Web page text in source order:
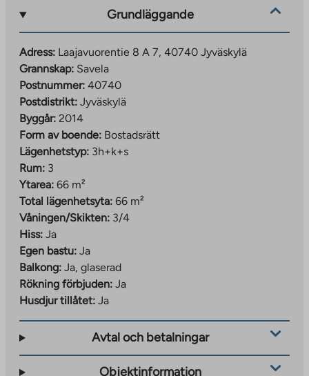
Grundläggande
Adress: Laajavuorentie 8 A 7, 40740 Jyväskylä
Grannskap: Savela
Postnummer: 40740
Postdistrikt: Jyväskylä
Byggår: 2014
Form av boende: Bostadsrätt
Lägenhetstyp: 3h+k+s
Rum: 3
Ytarea: 66 m²
Total lägenhetsyta: 66 m²
Våningen/Skikten: 3/4
Hiss: Ja
Egen bastu: Ja
Balkong: Ja, glaserad
Rökning förbjuden: Ja
Husdjur tillåtet: Ja
Avtal och betalningar
Objektinformation